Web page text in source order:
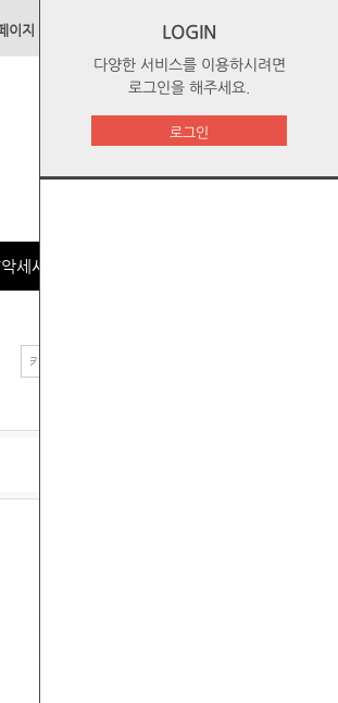
LOGIN
다양한 서비스를 이용하시려면
로그인을 해주세요.
로그인
이지 주문리스트
세사리